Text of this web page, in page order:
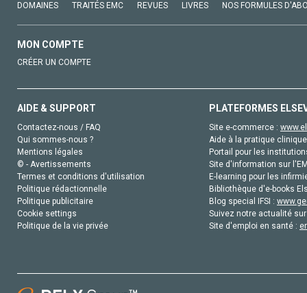
DOMAINES TRAITÉS EMC REVUES LIVRES NOS FORMULES
MON COMPTE
CRÉER UN COMPTE
AIDE & SUPPORT
Contactez-nous / FAQ
Qui sommes-nous ?
Mentions légales
© - Avertissements
Termes et conditions d'utilisation
Politique rédactionnelle
Politique publicitaire
Cookie settings
Politique de la vie privée
PLATEFORMES
Site e-commerce :
Aide à la pratique
Portail pour les
Site d'information sur
E-learning pour les
Bibliothèque d'e-books
Blog special IFSI :
Suivez notre actualité
Site d'emploi en santé :